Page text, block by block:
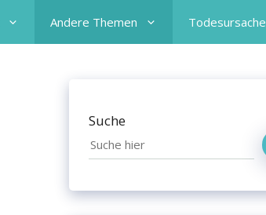
Andere Themen Todesursache
Suche